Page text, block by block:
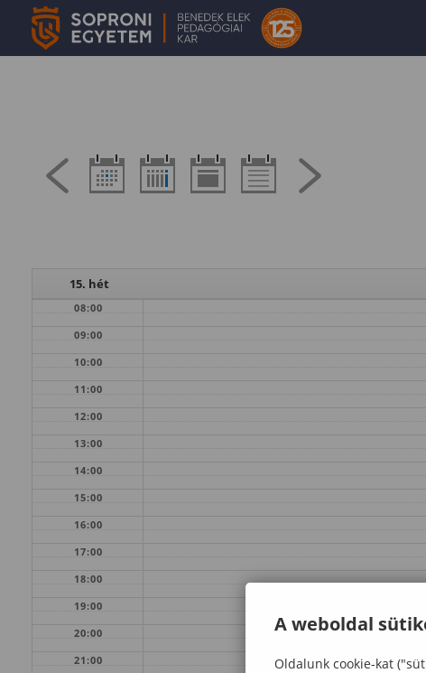
15. hét
08:00
09:00
10:00
11:00
12:00
13:00
14:00
15:00
16:00
17:00
18:00
19:00
20:00
21:00
A weboldal
Oldalunk cookie-kat